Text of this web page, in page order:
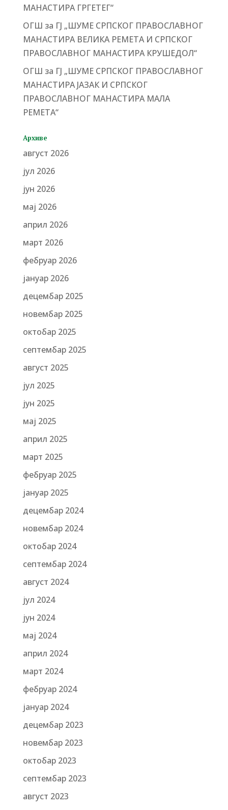
МАНАСТИРА ГРГЕТЕГ“
ОГШ за ГЈ „ШУМЕ СРПСКОГ ПРАВОСЛАВНОГ
МАНАСТИРА ВЕЛИКА РЕМЕТА И СРПСКОГ
ПРАВОСЛАВНОГ МАНАСТИРА КРУШЕДОЛ“
ОГШ за ГЈ „ШУМЕ СРПСКОГ ПРАВОСЛАВНОГ
МАНАСТИРА ЈАЗАК И СРПСКОГ
ПРАВОСЛАВНОГ МАНАСТИРА МАЛА
РЕМЕТА“
Архиве
август 2026
јул 2026
јун 2026
мај 2026
април 2026
март 2026
фебруар 2026
јануар 2026
децембар 2025
новембар 2025
октобар 2025
септембар 2025
август 2025
јул 2025
јун 2025
мај 2025
април 2025
март 2025
фебруар 2025
јануар 2025
децембар 2024
новембар 2024
октобар 2024
септембар 2024
август 2024
јул 2024
јун 2024
мај 2024
април 2024
март 2024
фебруар 2024
јануар 2024
децембар 2023
новембар 2023
октобар 2023
септембар 2023
август 2023